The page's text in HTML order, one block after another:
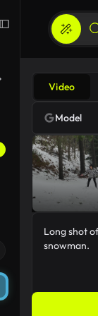
Video
Model